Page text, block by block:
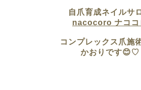
自爪育成ネイルサ
nacocoro ナココ
コンプレックス爪施
かおりです😊♡